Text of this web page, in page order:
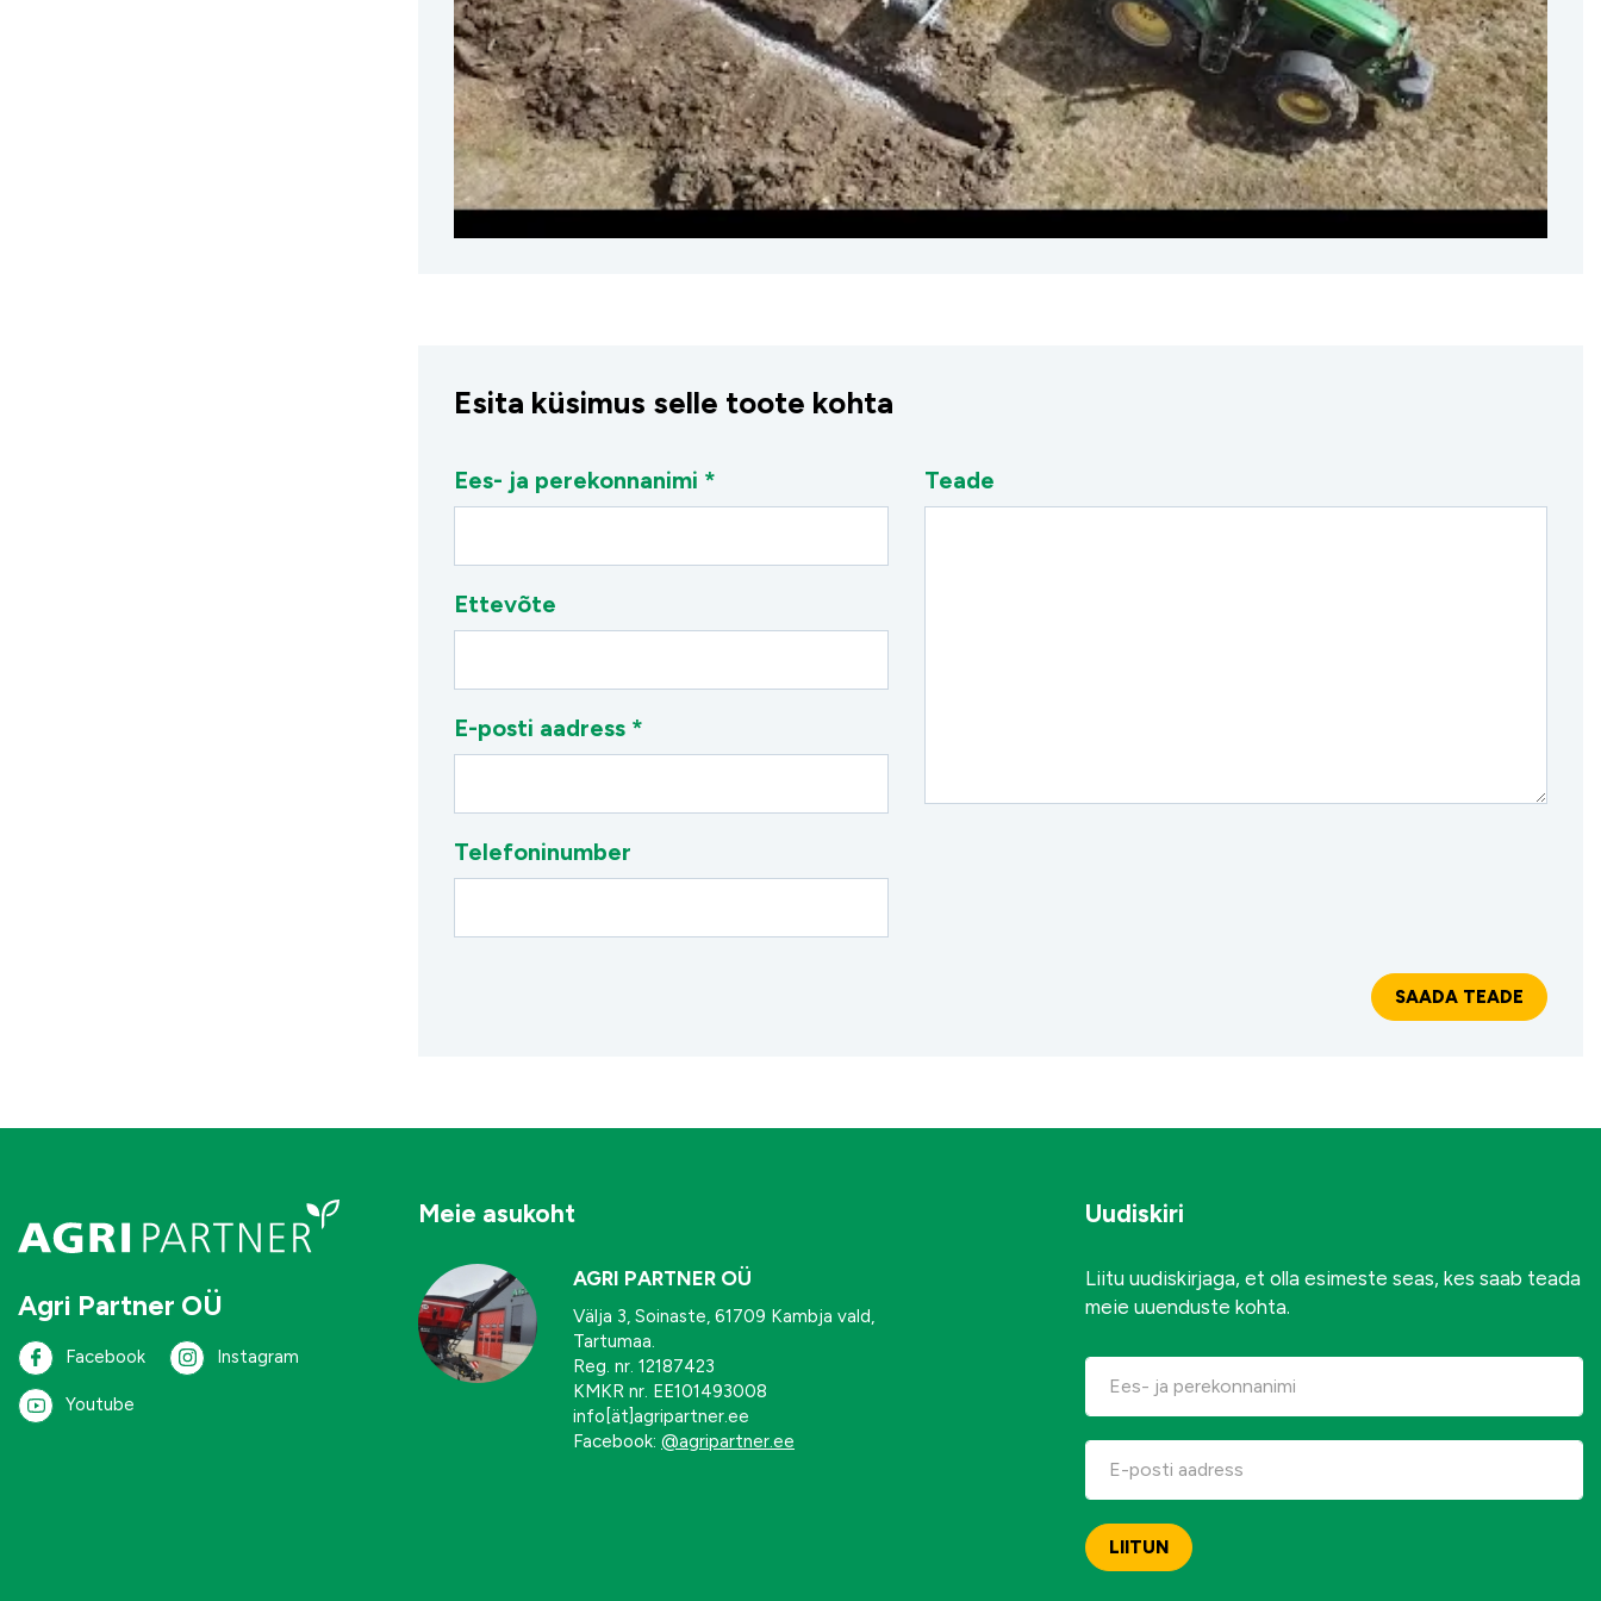
Esita küsimus selle toote kohta
Ees- ja perekonnanimi *
Ettevõte
E-posti aadress *
Telefoninumber
Teade
Agri Partner OÜ
Facebook Instagram
Youtube
Meie asukoht
AGRI PARTNER OÜ
Välja 3, Soinaste, 61709 Kambja vald,
Tartumaa.
Reg. nr. 12187423
KMKR nr. EE101493008
info[ät]agripartner.ee
Facebook: @agripartner.ee
Uudiskiri
Liitu uudiskirjaga, et olla esimeste seas, kes saab teada
meie uuenduste kohta.